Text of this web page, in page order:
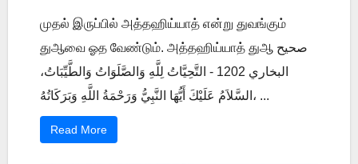
முதல் இருப்பில் அத்தஹிய்யாத் என்று துவங்கும்
துஆவை ஓத வேண்டும். அத்தஹிய்யாத் துஆ صحيح
البخاري 1202 - التَّحِيَّاتُ لِلَّهِ وَالصَّلَوَاتُ وَالطَّيِّبَاتُ،
السَّلاَمُ عَلَيْكَ أَيُّهَا النَّبِيُّ وَرَحْمَةُ اللَّهِ وَبَرَكَاتُهُ، ...
Read More